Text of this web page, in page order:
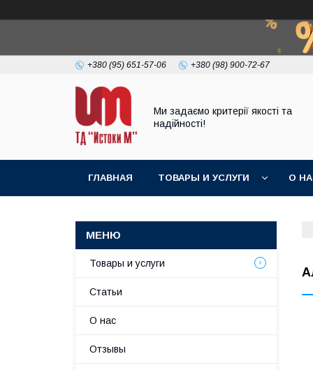
+380 (95) 651-57-06 +380 (98) 900-72-67
Ми задаємо критерії якості та
надійності!
ГЛАВНАЯ ТОВАРЫ И УСЛУГИ О
Товары и услуги
Статьи
О нас
Отзывы